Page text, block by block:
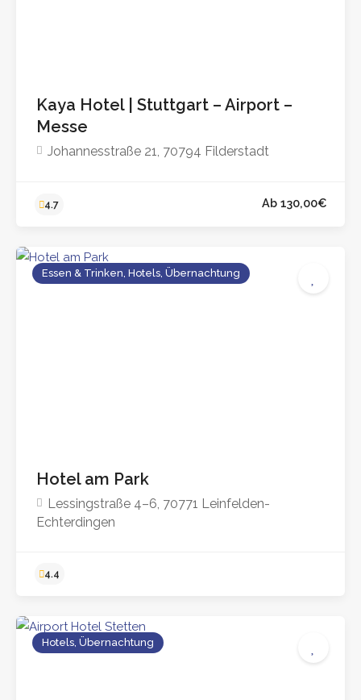
Kaya Hotel | Stuttgart – Airport –
Messe
Johannesstraße 21, 70794 Filderstadt
Essen & Trinken, Hotels, Übernachtung
Hotel am Park
Lessingstraße 4–6, 70771 Leinfelden-
Echterdingen
Hotels, Übernachtung